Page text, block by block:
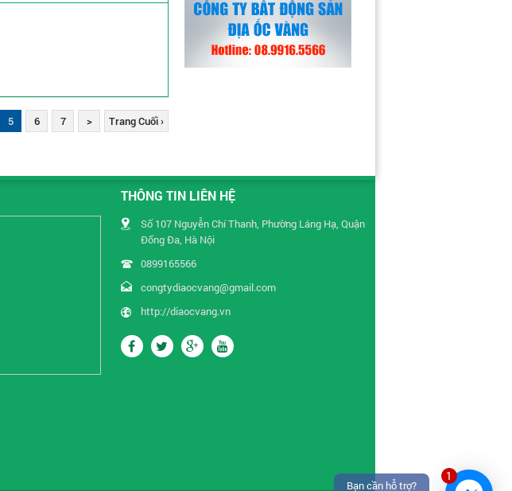
1
Bạn cần hỗ trợ?
5 6 7 > Trang Cuối ›
THÔNG TIN LIÊN HỆ
Số 107 Nguyễn Chí Thanh, Phường Láng Hạ, Quận
Đống Đa, Hà Nội
0899165566
congtydiaocvang@gmail.com
http://diaocvang.vn